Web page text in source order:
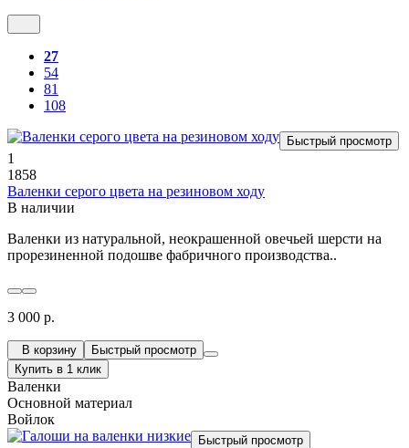
27
54
81
108
Быстрый просмотр
1
1858
Валенки серого цвета на резиновом ходу
В наличии
Валенки из натуральной, неокрашенной овечьей шерсти на
прорезиненной подошве фабричного производства..
3 000 р.
В корзину
Быстрый просмотр
Купить в 1 клик
Валенки
Основной материал
Войлок
Быстрый просмотр